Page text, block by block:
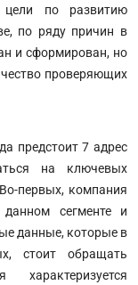
цели по развитию
по ряду причин в
и сформирован, но
проверяющих
предстоит 7 адрес
на ключевых
первых, компания
сегменте и
данные, которые в
стоит обращать